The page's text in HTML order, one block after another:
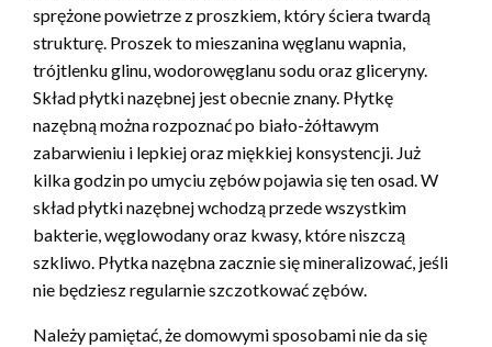
sprężone powietrze z proszkiem, który ściera twardą
strukturę. Proszek to mieszanina węglanu wapnia,
trójtlenku glinu, wodorowęglanu sodu oraz gliceryny.
Skład płytki nazębnej jest obecnie znany. Płytkę
nazębną można rozpoznać po biało-żółtawym
zabarwieniu i lepkiej oraz miękkiej konsystencji. Już
kilka godzin po umyciu zębów pojawia się ten osad. W
skład płytki nazębnej wchodzą przede wszystkim
bakterie, węglowodany oraz kwasy, które niszczą
szkliwo. Płytka nazębna zacznie się mineralizować, jeśli
nie będziesz regularnie szczotkować zębów.
Należy pamiętać, że domowymi sposobami nie da się